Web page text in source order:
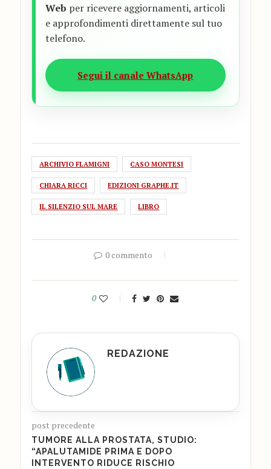
Web per ricevere aggiornamenti, articoli
e approfondimenti direttamente sul tuo
telefono.
Segui il canale WhatsApp
ARCHIVIO FLAMIGNI CASO MONTESI
CHIARA RICCI EDIZIONI GRAPHE.IT
IL SILENZIO SUL MARE LIBRO
0 commento
0
REDAZIONE
post precedente
TUMORE ALLA PROSTATA, STUDIO:
“APALUTAMIDE PRIMA E DOPO
INTERVENTO RIDUCE RISCHIO